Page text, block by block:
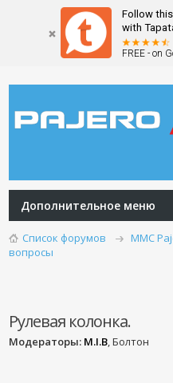
Follow
with
FREE - on
Дополнительное меню
Список форумов MMC
вопросы
Рулевая колонка.
Модераторы: M.I.B, Болтон